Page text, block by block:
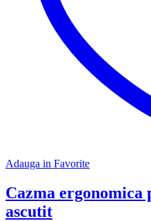
Adauga in Favorite
Cazma
ascutit